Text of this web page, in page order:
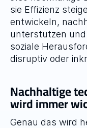
sie Effizienz
entwickeln,
unterstützen
soziale
disruptiv oder
Nachhaltige
wird immer
Genau das wird